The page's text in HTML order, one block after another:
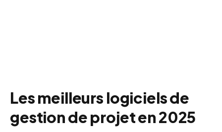
Les meilleurs logiciels de
gestion de projet en 2025